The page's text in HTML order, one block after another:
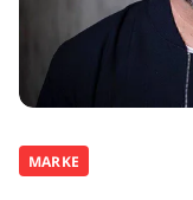
MARKE